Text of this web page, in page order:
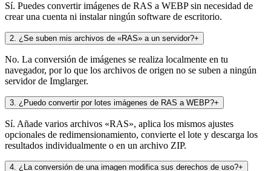
Sí. Puedes convertir imágenes de RAS a WEBP sin necesidad de
crear una cuenta ni instalar ningún software de escritorio.
2. ¿Se suben mis archivos de «RAS» a un servidor?+
No. La conversión de imágenes se realiza localmente en tu
navegador, por lo que los archivos de origen no se suben a ningún
servidor de Imglarger.
3. ¿Puedo convertir por lotes imágenes de RAS a WEBP?+
Sí. Añade varios archivos «RAS», aplica los mismos ajustes
opcionales de redimensionamiento, convierte el lote y descarga los
resultados individualmente o en un archivo ZIP.
4. ¿La conversión de una imagen modifica sus derechos de uso?+